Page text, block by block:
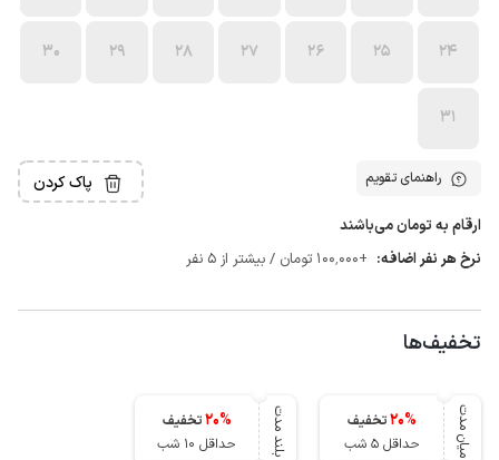
24
25
26
27
28
29
30
31
راهنمای تقویم پاک کردن
ارقام به تومان می‌باشند
نرخ هر نفر اضافه: +100٬000 تومان / بیشتر از 5 نفر
تخفیف‌ها
میان مدت 20%
تخفیف
حداقل 5 شب
بلند مدت 20%
تخفیف
حداقل 10 شب